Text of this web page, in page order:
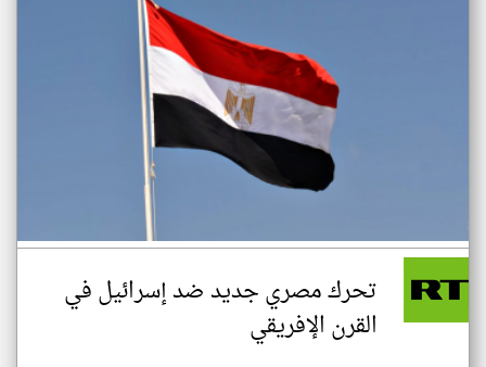
تحرك مصري جديد ضد إسرائيل في
القرن الإفريقي